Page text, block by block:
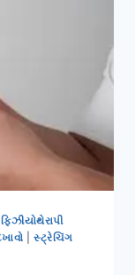
ફિઝીયોથેરાપી
|સ્ટ્રેચિંગ